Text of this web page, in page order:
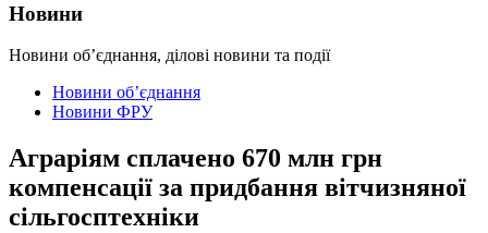
Новини
Новини об’єднання, ділові новини та події
Новини об’єднання
Новини ФРУ
Аграріям сплачено 670 млн грн
компенсації за придбання вітчизняної
сільгосптехніки